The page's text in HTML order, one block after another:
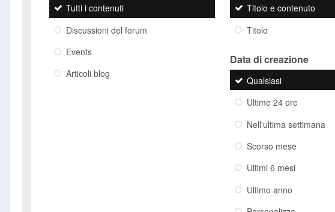
Tutti i contenuti
Discussioni del forum
Events
Articoli blog
Titolo e contenuto
Titolo
Data di creazione
Qualsiasi
Ultime 24 ore
Nell'ultima settimana
Scorso mese
Ultimi 6 mesi
Ultimo anno